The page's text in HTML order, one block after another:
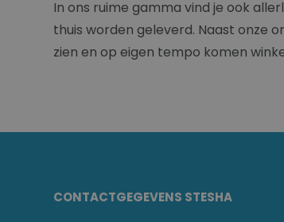
In ons ruime gamma vind je ook
thuis worden geleverd. Naast onze
zien en op eigen tempo komen
CONTACTGEGEVENS STESHA